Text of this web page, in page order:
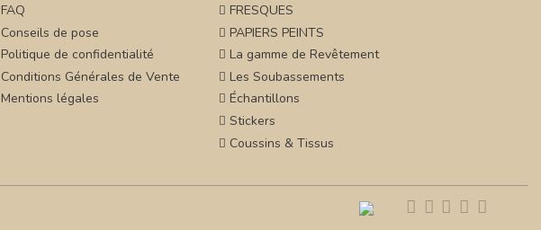
FAQ
Conseils de pose
Politique de confidentialité
Conditions Générales de Vente
Mentions légales
FRESQUES
PAPIERS PEINTS
La gamme de Revêtement
Les Soubassements
Échantillons
Stickers
Coussins & Tissus